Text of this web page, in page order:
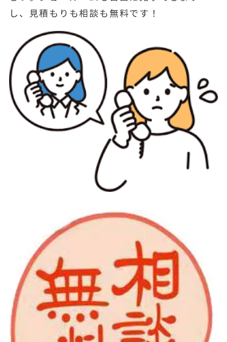
し、見積もりも相談も無料です！